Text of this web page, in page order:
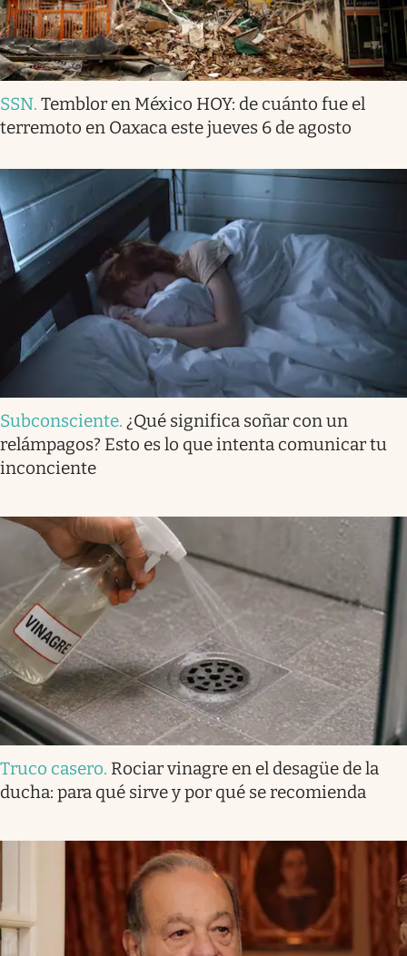
SSN. Temblor en México HOY: de cuánto fue el
terremoto en Oaxaca este jueves 6 de agosto
Subconsciente. ¿Qué significa soñar con un
relámpagos? Esto es lo que intenta comunicar tu
inconciente
Truco casero. Rociar vinagre en el desagüe de la
ducha: para qué sirve y por qué se recomienda